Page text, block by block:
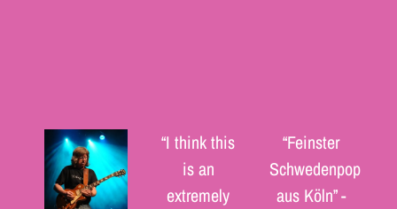
“I think this
is an
extremely
“Feinster
Schwedenpop
aus Köln” -